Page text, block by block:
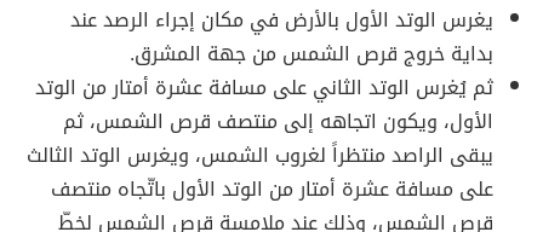
يغرس الوتد الأول بالأرض في مكان إجراء الرصد عند
بداية خروج قرص الشمس من جهة المشرق.
ثم يُغرس الوتد الثاني على مسافة عشرة أمتار من الوتد
الأول، ويكون اتجاهه إلى منتصف قرص الشمس، ثم
يبقى الراصد منتظراً لغروب الشمس، ويغرس الوتد الثالث
على مسافة عشرة أمتار من الوتد الأول باتّجاه منتصف
قرص الشمس، وذلك عند ملامسة قرص الشمس لخطّ